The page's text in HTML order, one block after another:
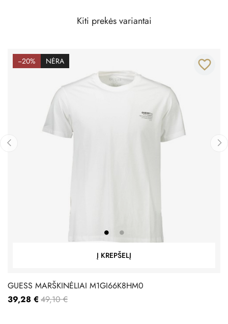
Kiti prekės variantai
−20% NĖRA
Į KREPŠELĮ
favorite_border
GUESS MARŠKINĖLIAI M1GI66K8HM0
39,28 € 49,10 €